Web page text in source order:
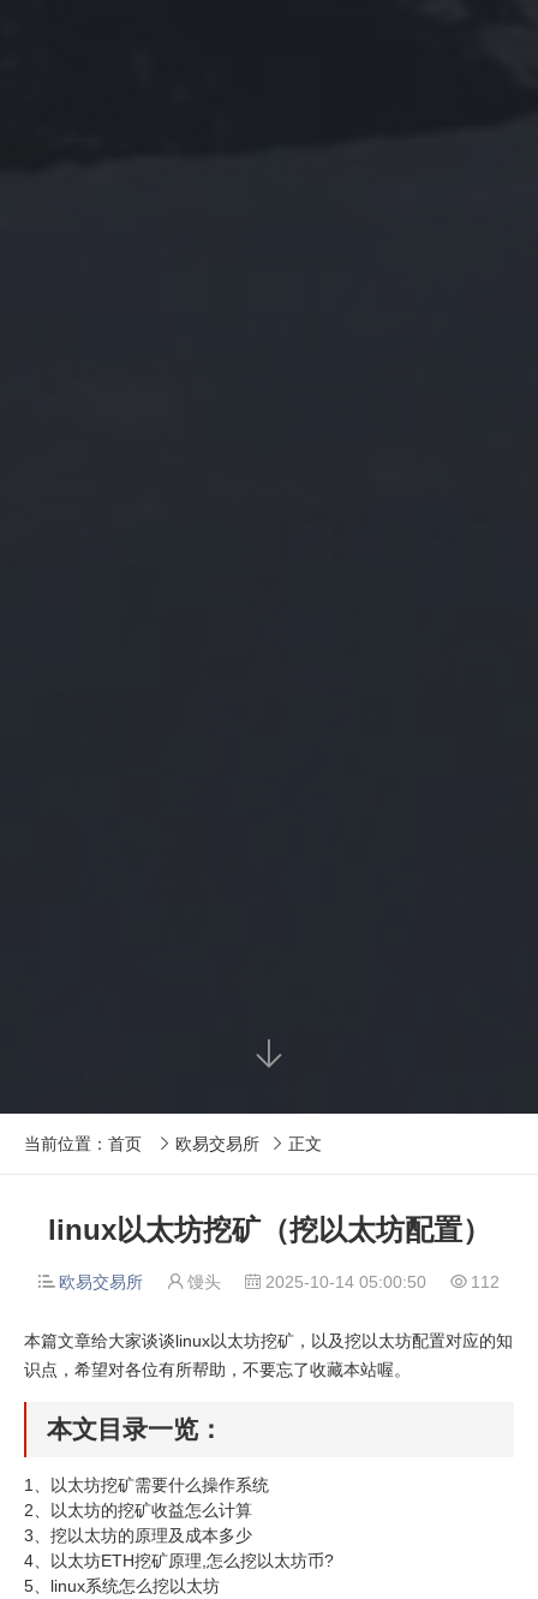

当前位置： 首页  欧易交易所  正文
linux以太坊挖矿（挖以太坊配置）
 欧易交易所  馒头  2025-10-14 05:00:50  112
本篇文章给大家谈谈linux以太坊挖矿，以及挖以太坊配置对应的知
识点，希望对各位有所帮助，不要忘了收藏本站喔。
本文目录一览：
1、
以太坊挖矿需要什么操作系统
2、
以太坊的挖矿收益怎么计算
3、 挖以太坊的原理及成本多少
4、
以太坊ETH挖矿原理,怎么挖以太坊币?
5、 linux系统怎么挖以太坊